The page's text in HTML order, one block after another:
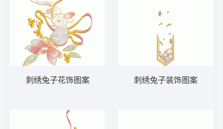
刺绣兔子花饰图案 刺绣兔子装饰图案